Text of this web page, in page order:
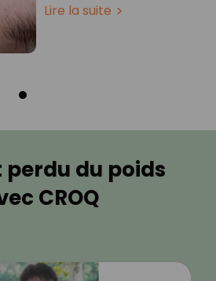
Lire la suite
perdu du poids
CROQ